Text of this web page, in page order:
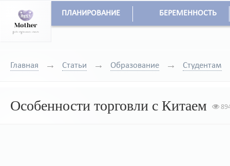
ПЛАНИРОВАНИЕ БЕРЕМЕННОСТЬ
Главная Статьи Образование Студентам
Особенности торговли с Китаем